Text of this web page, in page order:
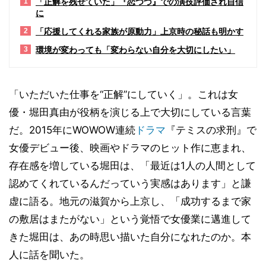
に
2 「応援してくれる家族が原動力」上京時の秘話も明かす
3 環境が変わっても「変わらない自分を大切にしたい」
「いただいた仕事を“正解”にしていく」。これは女
優・堀田真由が役柄を演じる上で大切にしている言葉
だ。2015年にWOWOW連続 ドラマ 『テミスの求刑』で
女優デビュー後、映画やドラマのヒット作に恵まれ、
存在感を増している堀田は、「最近は1人の人間として
認めてくれているんだっていう実感はあります」と謙
虚に語る。地元の滋賀から上京し、「成功するまで家
の敷居はまたがない」という覚悟で女優業に邁進して
きた堀田は、あの時思い描いた自分になれたのか。本
人に話を聞いた。